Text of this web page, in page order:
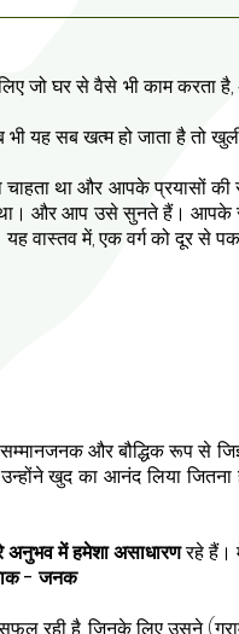
जो घर से वैसे भी काम करता
यह सब खत्म हो जाता है तो
था और आपके प्रयासों की
था। और आप उसे सुनते हैं। आपके
वास्तव में, एक वर्ग को दूर से
और बौद्धिक रूप से
खुद का आनंद लिया
अनुभव में हमेशा असाधारणरहे हैं।
- जनक